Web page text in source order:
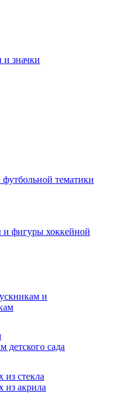
значки
тематики
и фигуры хоккейной
и
сада
из стекла
из акрила